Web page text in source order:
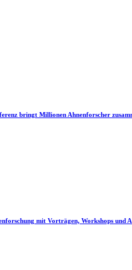
bringt Millionen Ahnenforscher
mit Vorträgen, Workshops und